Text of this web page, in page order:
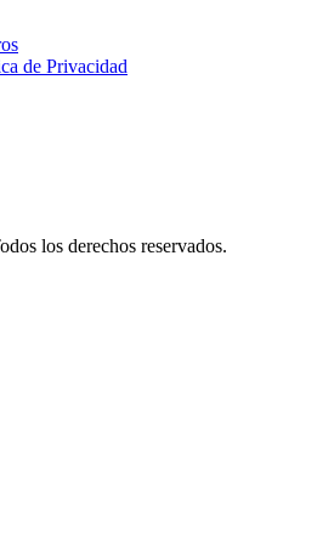
de Privacidad
los derechos reservados.